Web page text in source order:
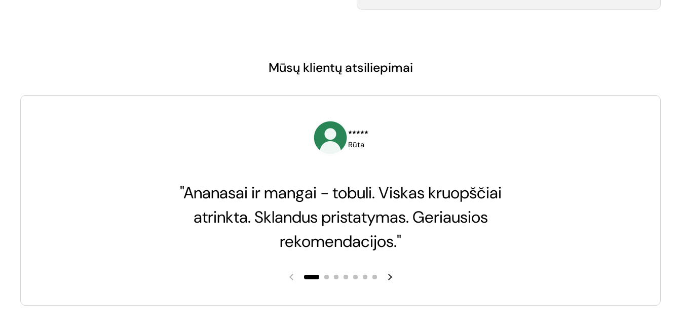
Mūsų klientų atsiliepimai
⭑⭑⭑⭑⭑
Rūta
"Ananasai ir mangai - tobuli. Viskas kruopščiai
atrinkta. Sklandus pristatymas. Geriausios
rekomendacijos."
Ankstesnė skaidrė Kita skaidrė